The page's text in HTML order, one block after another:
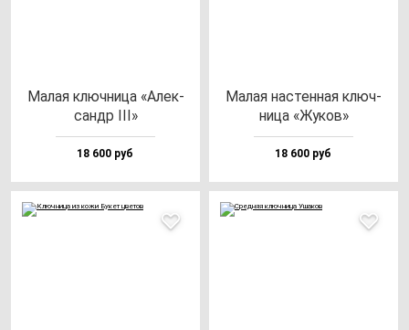
Малая ключ­ни­ца «Алек­
сандр III»
18 600 руб
Малая нас­тен­ная ключ­
ни­ца «Жуков»
18 600 руб